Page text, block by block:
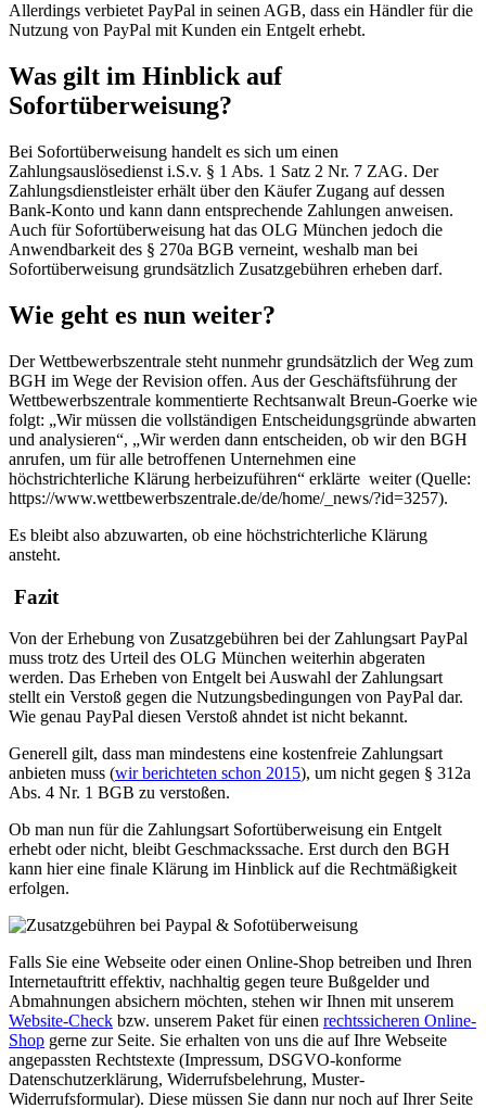
Allerdings verbietet PayPal in seinen AGB, dass ein Händler für die
Nutzung von PayPal mit Kunden ein Entgelt erhebt.
Was gilt im Hinblick auf
Sofortüberweisung?
Bei Sofortüberweisung handelt es sich um einen
Zahlungsauslösedienst i.S.v. § 1 Abs. 1 Satz 2 Nr. 7 ZAG. Der
Zahlungsdienstleister erhält über den Käufer Zugang auf dessen
Bank-Konto und kann dann entsprechende Zahlungen anweisen.
Auch für Sofortüberweisung hat das OLG München jedoch die
Anwendbarkeit des § 270a BGB verneint, weshalb man bei
Sofortüberweisung grundsätzlich Zusatzgebühren erheben darf.
Wie geht es nun weiter?
Der Wettbewerbszentrale steht nunmehr grundsätzlich der Weg zum
BGH im Wege der Revision offen. Aus der Geschäftsführung der
Wettbewerbszentrale kommentierte Rechtsanwalt Breun-Goerke wie
folgt: „Wir müssen die vollständigen Entscheidungsgründe abwarten
und analysieren“, „Wir werden dann entscheiden, ob wir den BGH
anrufen, um für alle betroffenen Unternehmen eine
höchstrichterliche Klärung herbeizuführen“ erklärte weiter (Quelle:
https://www.wettbewerbszentrale.de/de/home/_news/?id=3257).
Es bleibt also abzuwarten, ob eine höchstrichterliche Klärung
ansteht.
Fazit
Von der Erhebung von Zusatzgebühren bei der Zahlungsart PayPal
muss trotz des Urteil des OLG München weiterhin abgeraten
werden. Das Erheben von Entgelt bei Auswahl der Zahlungsart
stellt ein Verstoß gegen die Nutzungsbedingungen von PayPal dar.
Wie genau PayPal diesen Verstoß ahndet ist nicht bekannt.
Generell gilt, dass man mindestens eine kostenfreie Zahlungsart
anbieten muss (wir berichteten schon 2015), um nicht gegen § 312a
Abs. 4 Nr. 1 BGB zu verstoßen.
Ob man nun für die Zahlungsart Sofortüberweisung ein Entgelt
erhebt oder nicht, bleibt Geschmackssache. Erst durch den BGH
kann hier eine finale Klärung im Hinblick auf die Rechtmäßigkeit
erfolgen.
Falls Sie eine Webseite oder einen Online-Shop betreiben und Ihren
Internetauftritt effektiv, nachhaltig gegen teure Bußgelder und
Abmahnungen absichern möchten, stehen wir Ihnen mit unserem
Website-Check bzw. unserem Paket für einen rechtssicheren Online-
Shop gerne zur Seite. Sie erhalten von uns die auf Ihre Webseite
angepassten Rechtstexte (Impressum, DSGVO-konforme
Datenschutzerklärung, Widerrufsbelehrung, Muster-
Widerrufsformular). Diese müssen Sie dann nur noch auf Ihrer Seite